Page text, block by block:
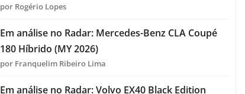
por Rogério Lopes
Em análise no Radar: Mercedes-Benz CLA Coupé
180 Híbrido (MY 2026)
por Franquelim Ribeiro Lima
Em análise no Radar: Volvo EX40 Black Edition